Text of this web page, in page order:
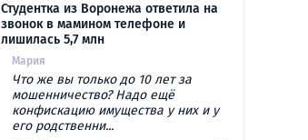
Студентка из Воронежа ответила на
звонок в мамином телефоне и
лишилась 5,7 млн
Мария
Что же вы только до 10 лет за
мошенничество? Надо ещё
конфискацию имущества у них и у
его родственни...